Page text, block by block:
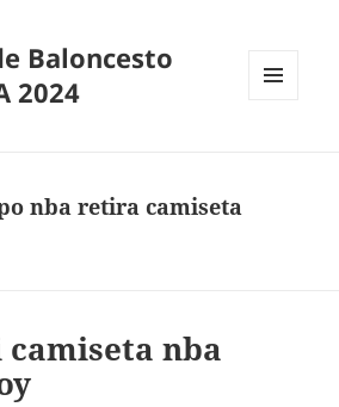
Baloncesto
2024
nba retira camiseta
camiseta nba